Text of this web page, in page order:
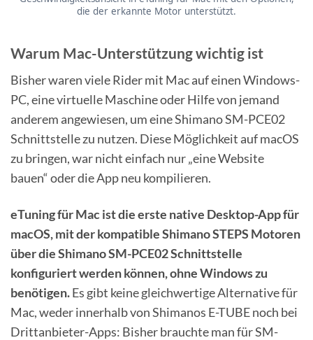
die der erkannte Motor unterstützt.
Warum Mac-Unterstützung wichtig ist
Bisher waren viele Rider mit Mac auf einen Windows-
PC, eine virtuelle Maschine oder Hilfe von jemand
anderem angewiesen, um eine Shimano SM-PCE02
Schnittstelle zu nutzen. Diese Möglichkeit auf macOS
zu bringen, war nicht einfach nur „eine Website
bauen“ oder die App neu kompilieren.
eTuning für Mac ist die erste native Desktop-App für
macOS, mit der kompatible Shimano STEPS Motoren
über die Shimano SM-PCE02 Schnittstelle
konfiguriert werden können, ohne Windows zu
benötigen.Es gibt keine gleichwertige Alternative für
Mac, weder innerhalb von Shimanos E-TUBE noch bei
Drittanbieter-Apps: Bisher brauchte man für SM-